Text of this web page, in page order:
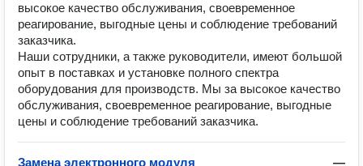
высокое качество обслуживания, своевременное
реагирование, выгодные цены и соблюдение требований
заказчика.
Наши сотрудники, а также руководители, имеют большой
опыт в поставках и установке полного спектра
оборудования для производств. Мы за высокое качество
обслуживания, своевременное реагирование, выгодные
цены и соблюдение требований заказчика.
Замена электронного модуля
—